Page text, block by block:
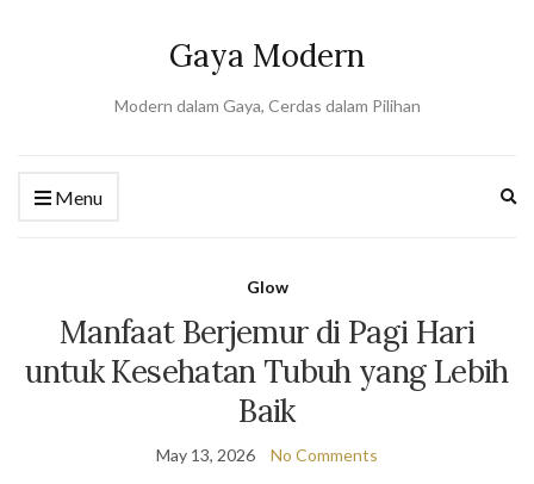
Gaya Modern
Modern dalam Gaya, Cerdas dalam Pilihan
Menu
Glow
Manfaat Berjemur di Pagi Hari
untuk Kesehatan Tubuh yang Lebih
Baik
May 13, 2026 No Comments